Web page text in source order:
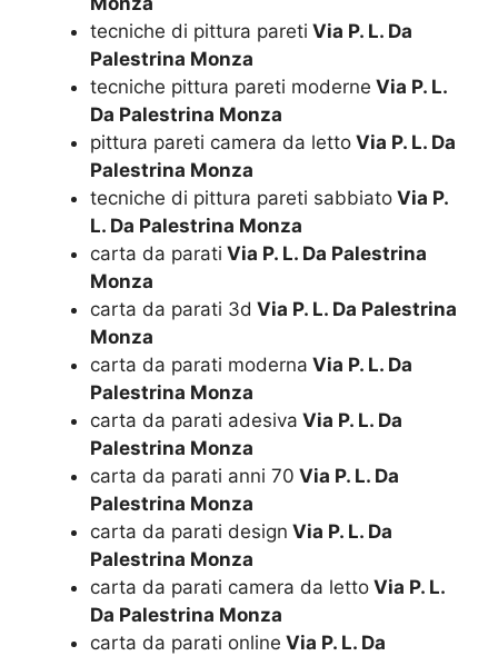
tecniche di pittura pareti Via P. L. Da
Palestrina Monza
tecniche pittura pareti moderne Via P. L.
Da Palestrina Monza
pittura pareti camera da letto Via P. L. Da
Palestrina Monza
tecniche di pittura pareti sabbiato Via P.
L. Da Palestrina Monza
carta da parati Via P. L. Da Palestrina
Monza
carta da parati 3d Via P. L. Da Palestrina
Monza
carta da parati moderna Via P. L. Da
Palestrina Monza
carta da parati adesiva Via P. L. Da
Palestrina Monza
carta da parati anni 70 Via P. L. Da
Palestrina Monza
carta da parati design Via P. L. Da
Palestrina Monza
carta da parati camera da letto Via P. L.
Da Palestrina Monza
carta da parati online Via P. L. Da